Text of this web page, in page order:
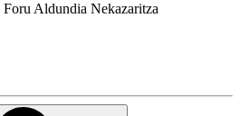
Foru Aldundia Nekazaritza